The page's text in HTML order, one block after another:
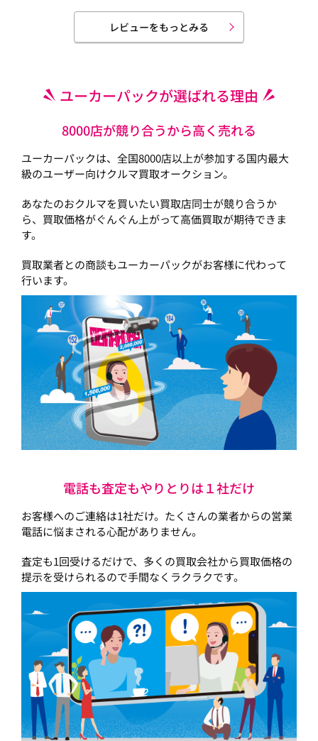
レビューをもっとみる
ユーカーパックが選ばれる理由
8000店が競り合うから高く売れる
ユーカーパックは、全国8000店以上が参加する国内最大
級のユーザー向けクルマ買取オークション。
あなたのおクルマを買いたい買取店同士が競り合うか
ら、買取価格がぐんぐん上がって高価買取が期待できま
す。
買取業者との商談もユーカーパックがお客様に代わって
行います。
電話も査定もやりとりは１社だけ
お客様へのご連絡は1社だけ。たくさんの業者からの営業
電話に悩まされる心配がありません。
査定も1回受けるだけで、多くの買取会社から買取価格の
提示を受けられるので手間なくラクラクです。